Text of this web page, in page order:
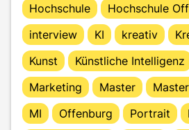
Hochschule
Hochschule
interview
KI kreativ
Kunst
Künstliche Intelligenz
Marketing
Master
MI
Offenburg Portrait